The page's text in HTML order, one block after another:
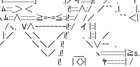
＞ ＜ i!:::::∧:/ ／｀` ､l |､ /
/／
∧‐------‐i!:/ イ |::| ｀ ＜,
／ ＼＼ ／i!' ､ .|::|
＼＼／ i! ＼∨-- ､
.i! ＿_ ヽ
| <>| ﾔ::::::::::::| / ｀